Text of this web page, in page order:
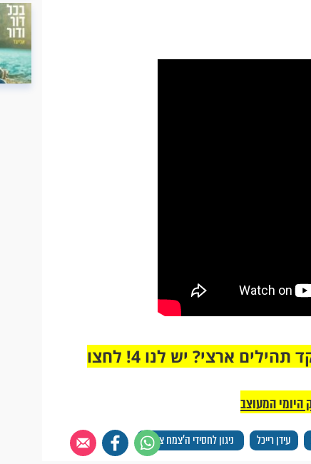
עידן רייכל ניגון לחסידי ה'צמח צדק'
מחוברים רק לקבוצת ווטסאפ אחת מבית מוקד תהילים ארצי? יש לנו 4! לחצו
היומי המעוצב